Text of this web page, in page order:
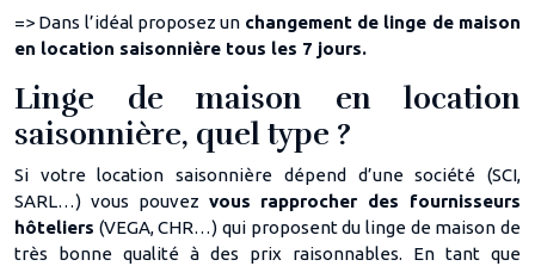
=> Dans l’idéal proposez un changement de linge de maison
en location saisonnière tous les 7 jours.
Linge de maison en location
saisonnière, quel type ?
Si votre location saisonnière dépend d’une société (SCI,
SARL…) vous pouvez vous rapprocher des fournisseurs
hôteliers (VEGA, CHR…) qui proposent du linge de maison de
très bonne qualité à des prix raisonnables. En tant que